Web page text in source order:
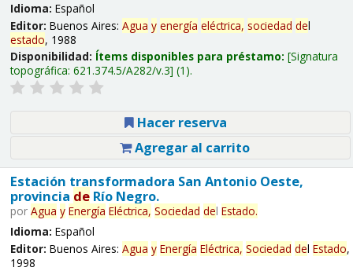
Idioma: Español
Editor: Buenos Aires: Agua y energía eléctrica, sociedad del
estado, 1988
Disponibilidad: Ítems disponibles para préstamo: Signatura
topográfica: 621.374.5/A282/v.3 (1).
Hacer reserva
Agregar al carrito
Estación transformadora San Antonio Oeste,
provincia deRío Negro.
por Agua y Energía Eléctrica, Sociedad del Estado.
Idioma: Español
Editor: Buenos Aires: Agua y Energía Eléctrica, Sociedad del Estado,
1998